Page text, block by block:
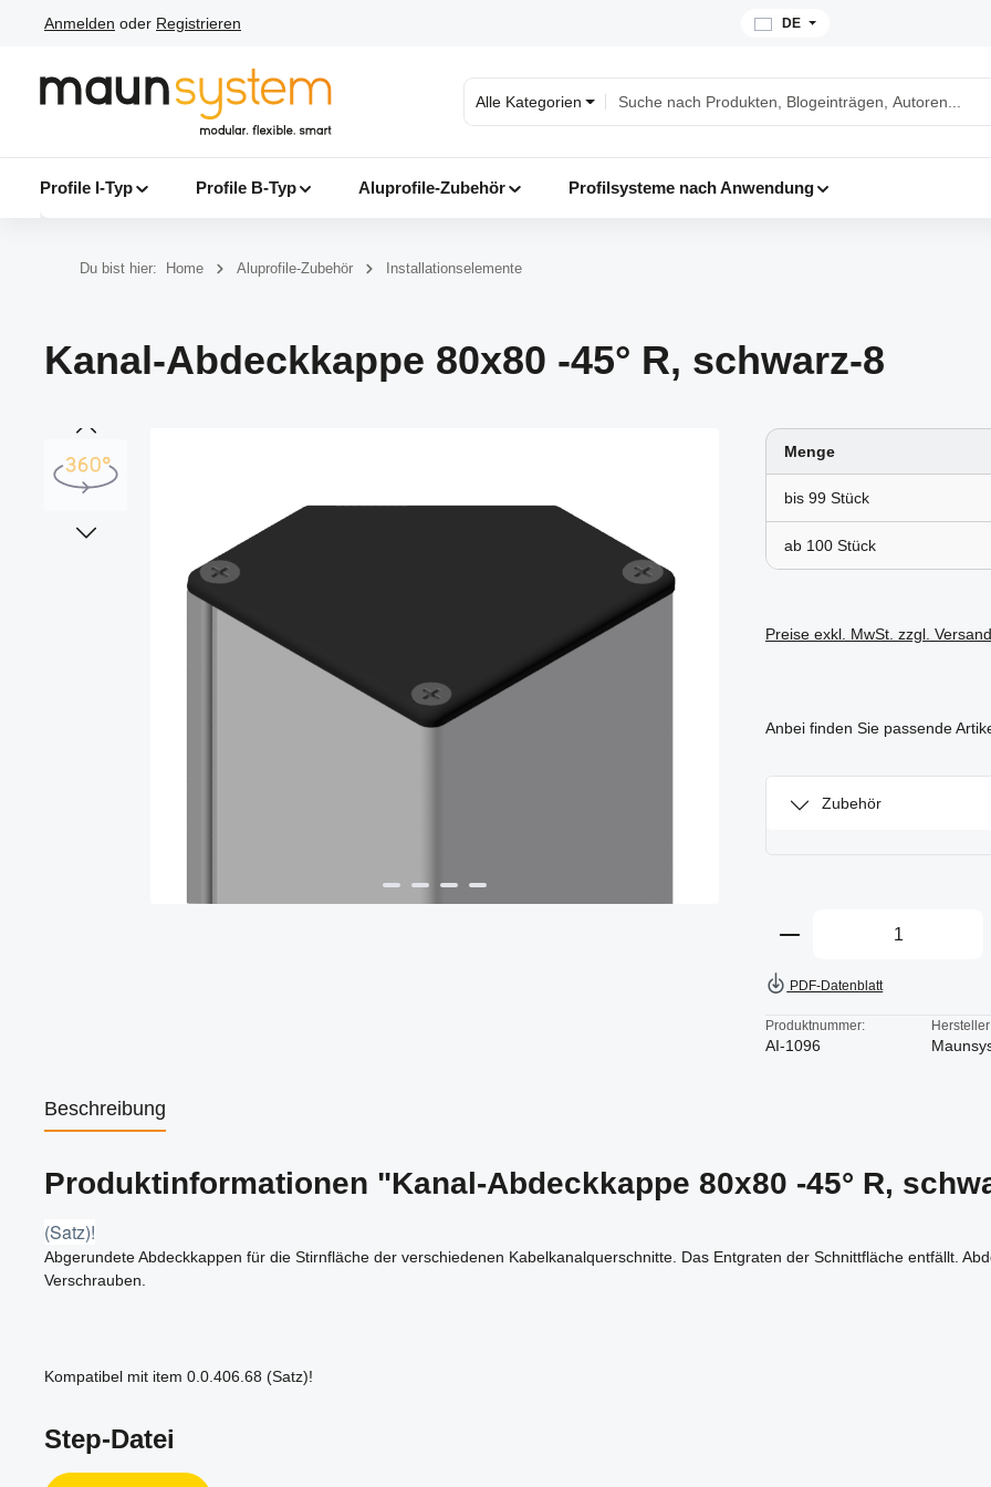
Hauptinhalt springen
Zur Suche springen
Zur Hauptnavigation springen
Anmelden oder Registrieren DE
Alle Kategorien
Profile I-Typ Profile B-Typ Aluprofile-Zubehör Profilsysteme nach Anwendung
Du bist hier: Home Aluprofile-Zubehör Installationselemente
Kanal-Abdeckkappe 80x80 -45° R, schwarz-8
Menge
bis 99
ab 100
Preise exkl. MwSt. zzgl.
Anbei finden Sie passende
Zubehör
Produkt Anzahl:
PDF-Datenblatt
Produktnummer:
AI-1096
Beschreibung
Produktinformationen "Kanal-Abdeckkappe 80x80 -45° R,
(Satz)!
Abgerundete Abdeckkappen für die Stirnfläche der verschiedenen Kabelkanalquerschnitte. Das Entgraten der Schnittfläche entfällt.
Verschrauben.
Kompatibel mit item 0.0.406.68 (Satz)!
Step-Datei